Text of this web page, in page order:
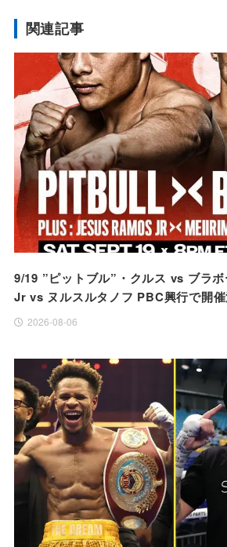
関連記事
9/19 ”ピットブル”・クルス vs ブラ
Jr vs ヌルスルタノフ PBC興行で開
2026-08-06